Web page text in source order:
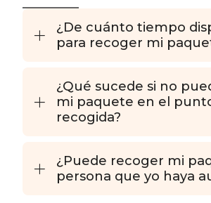
¿De cuánto tiempo
para recoger mi
¿Qué sucede si no
mi paquete en el
recogida?
¿Puede recoger mi
persona que yo haya